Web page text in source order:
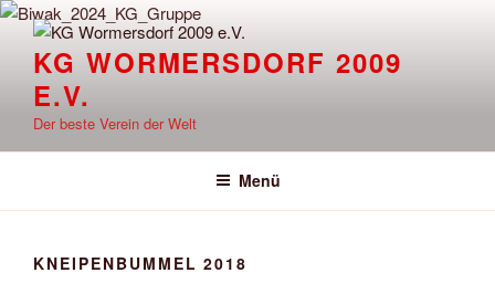
Zum
Inhalt
springenKG WORMERSDORF 2009
E.V.
Der beste Verein der Welt
Menü
KNEIPENBUMMEL 2018